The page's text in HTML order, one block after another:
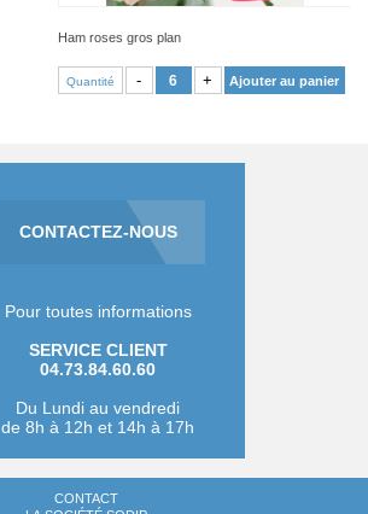
Ham roses gros plan
Quantité - + Ajouter au panier
CONTACTEZ-NOUS
Pour toutes informations
SERVICE CLIENT
04.73.84.60.60
Du Lundi au vendredi
de 8h à 12h et 14h à 17h
CONTACT